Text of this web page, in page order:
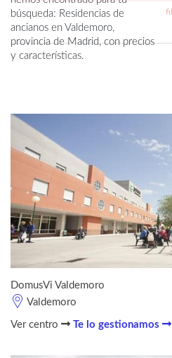
búsqueda: Residencias de
ancianos en Valdemoro,
provincia de Madrid, con precios
y características.
DomusVi Valdemoro
Valdemoro
Ver centro Te lo gestionamos